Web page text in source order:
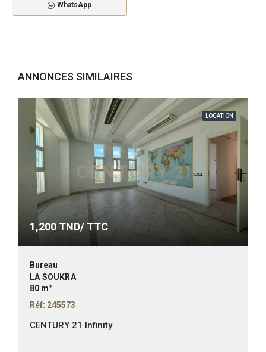
WhatsApp
ANNONCES SIMILAIRES
LOCATION
1,200TND/ TTC
Bureau
LA SOUKRA
80 m²
Réf: 245573
CENTURY 21 Infinity